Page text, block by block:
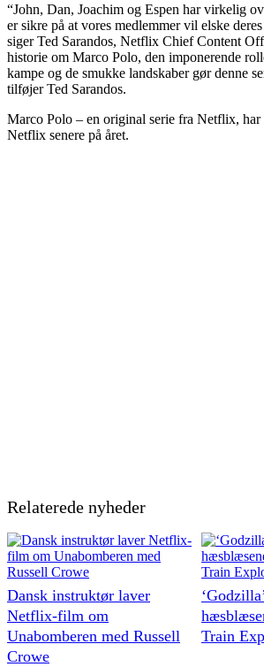
“John, Dan, Joachim og Espen har virkelig
er sikre på at vores medlemmer vil elske
siger Ted Sarandos, Netflix Chief Content
historie om Marco Polo, den imponerende
kampe og de smukke landskaber gør denne
tilføjer Ted Sarandos.
Marco Polo – en original serie fra Netflix, har
Netflix senere på året.
Relaterede nyheder
Dansk instruktør laver
Netflix-film om
Unabomberen med Russell
Crowe
Train